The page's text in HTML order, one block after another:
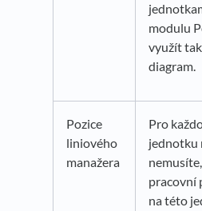
modulu
využít
diagram.
Pozice
liniového
manažera
Pro
jednotku
pracovní
na této